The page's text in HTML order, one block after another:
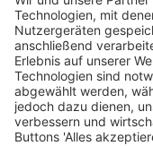
Gleichzeitig steigen
Verkaufstheken,
Heute wird die Lösung
eingesetzt. Zu den
vertrauen, zählen unter
und zahlreiche
Merzenich oder